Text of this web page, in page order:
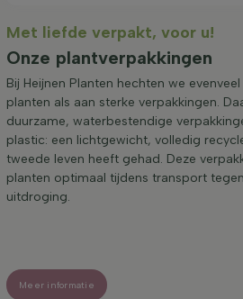
Met liefde verpakt, voor u!
Onze plantverpakkingen
Bij Heijnen Planten hechten we
planten als aan sterke verpakkingen.
duurzame, waterbestendige
plastic: een lichtgewicht, volledig
tweede leven heeft gehad. Deze
planten optimaal tijdens transport
uitdroging.
Meer informatie